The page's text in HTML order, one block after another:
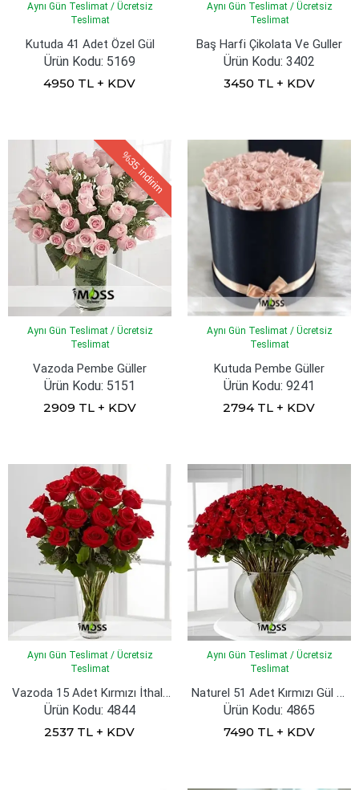
Aynı Gün Teslimat / Ücretsiz
Teslimat
Kutuda 41 Adet Özel Gül
Ürün Kodu: 5169
4950 TL + KDV
Aynı Gün Teslimat / Ücretsiz
Teslimat
Baş Harfi Çikolata Ve Guller
Ürün Kodu: 3402
3450 TL + KDV
%35
indirim
Aynı Gün Teslimat / Ücretsiz
Teslimat
Vazoda Pembe Güller
Ürün Kodu: 5151
2909 TL + KDV
Aynı Gün Teslimat / Ücretsiz
Teslimat
Kutuda Pembe Güller
Ürün Kodu: 9241
2794 TL + KDV
Aynı Gün Teslimat / Ücretsiz
Teslimat
Vazoda 15 Adet Kırmızı İthal Güller
Ürün Kodu: 4844
2537 TL + KDV
Aynı Gün Teslimat / Ücretsiz
Teslimat
Naturel 51 Adet Kırmızı Gül Vazosu
Ürün Kodu: 4865
7490 TL + KDV